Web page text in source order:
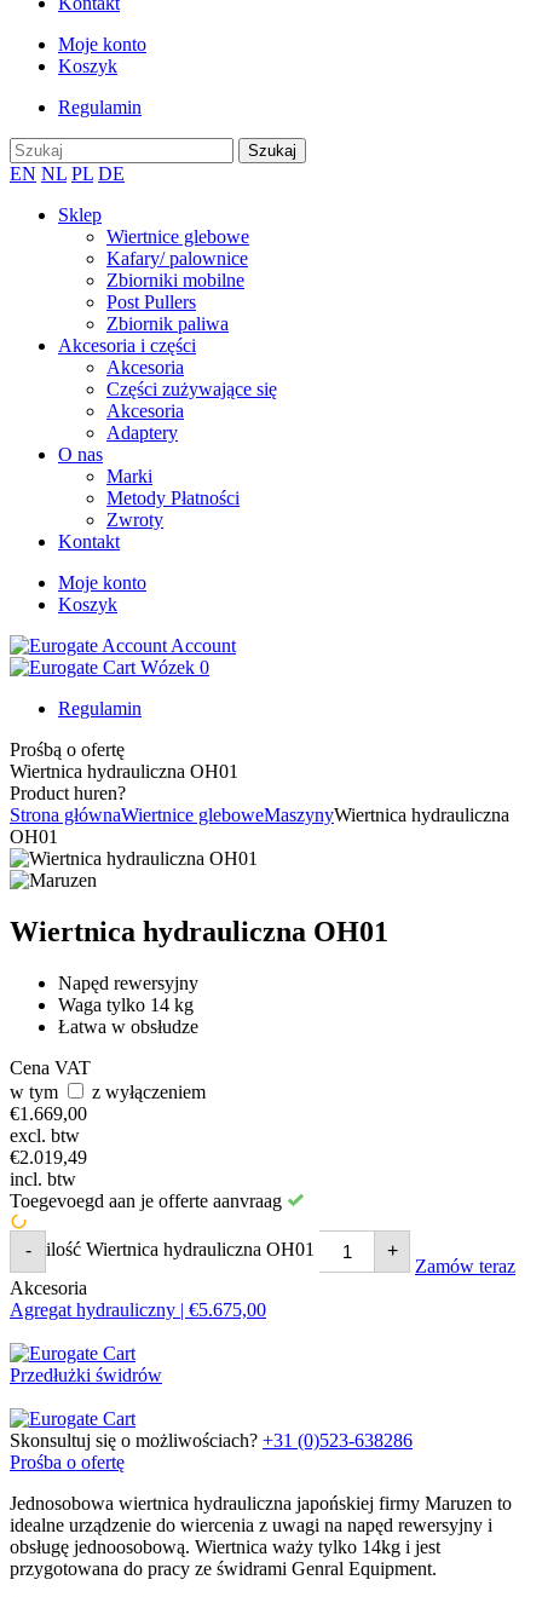
Moje konto
Koszyk
Regulamin
EN NL PL DE
Sklep
Wiertnice glebowe
Kafary/ palownice
Zbiorniki mobilne
Post Pullers
Zbiornik paliwa
Akcesoria i części
Akcesoria
Części zużywające się
Akcesoria
Adaptery
O nas
Marki
Metody Płatności
Zwroty
Kontakt
Moje konto
Koszyk
Account
Wózek 0
Regulamin
Prośbą o ofertę
Wiertnica hydrauliczna OH01
Product huren?
Strona głównaWiertnice gleboweMaszynyWiertnica hydrauliczna
OH01
Wiertnica hydrauliczna OH01
Napęd rewersyjny
Waga tylko 14 kg
Łatwa w obsłudze
Cena VAT
w tym
z wyłączeniem
€1.669,00
excl. btw
€2.019,49
incl. btw
Toegevoegd aan je offerte aanvraag
- ilość Wiertnica hydrauliczna OH01 +
Zamów teraz
Akcesoria
Agregat hydrauliczny | €5.675,00
Przedłużki świdrów
Skonsultuj się o możliwościach? +31 (0)523-638286
Prośba o ofertę
Jednosobowa wiertnica hydrauliczna japońskiej firmy Maruzen to
idealne urządzenie do wiercenia z uwagi na napęd rewersyjny i
obsługę jednoosobową. Wiertnica waży tylko 14kg i jest
przygotowana do pracy ze świdrami Genral Equipment.